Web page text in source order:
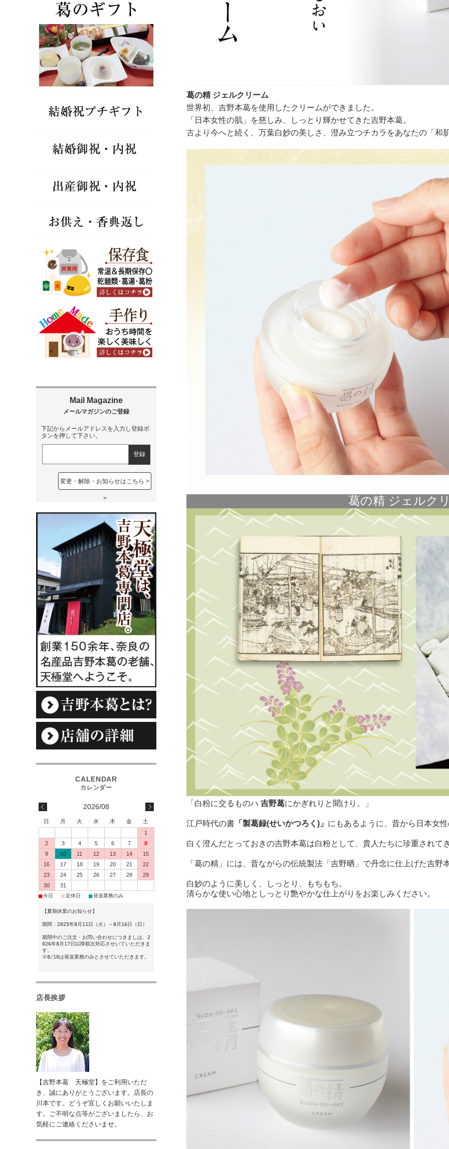
葛の精 ジェルクリーム
世界初、吉野本葛を使用したクリームができました。
「日本女性の肌」を慈しみ、しっとり輝かせてきた吉野本葛。
古より今へと続く、万葉白妙の美しさ、澄み立つチカラをあなたの「和
葛の精 ジェルク
「白粉に交るものハ 吉野葛にかぎれりと聞けり。」
江戸時代の書 「製葛録(せいかつろく)」 にもあるように、昔から日本女
白く澄んだとっておきの吉野本葛は白粉として、貴人たちに珍重されて
「葛の精」には、昔ながらの伝統製法「吉野晒」で丹念に仕上げた吉野
白妙のように美しく、しっとり、もちもち。
清らかな使い心地としっとり艶やかな仕上がりをお楽しみください。
下記からメールアドレスを入力し登録ボ
タンを押して下さい。
変更・解除・お知らせはこちら
2026/08
日 月 火 水 木 金
土
1
2
3 4 5 6 7
8
9
10 11 12 13 14
15
16
17 18 19 20 21
22
23
24 25 26 27 28
29
30
31
■ 今日 ■ 定休日 ■ 発送業務のみ
【夏期休業のお知らせ】
期間：2025年8月11日（火）～8月16日（日）
期間中のご注文・お問い合わせにつきましは、2
026年8月17日以降順次対応させいていただきま
す。
※8/10は発送業務のみとさせていただきます。
店長挨拶
【吉野本葛 天極堂】をご利用いただ
き、誠にありがとうございます。店長の
川本です。どうぞ宜しくお願いいたしま
す。ご不明な点等がございましたら、お
気軽にご連絡くださいませ。